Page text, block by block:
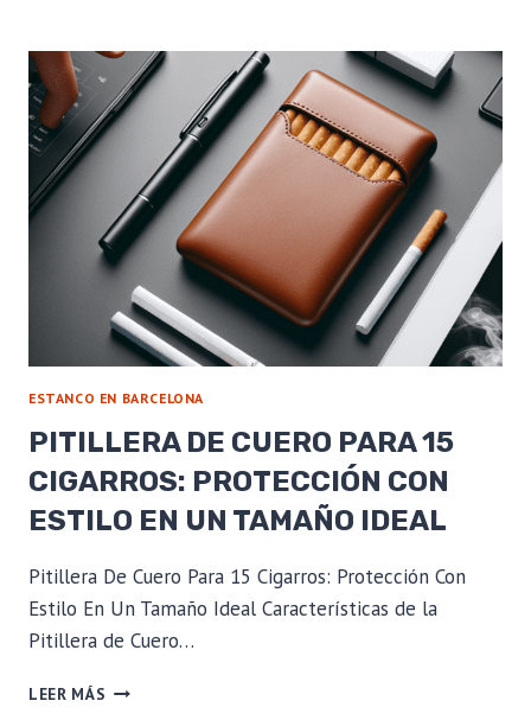
CUTTER:
COMPACTO,
PRECISO
Y
TOQUE
DE
SOFISTICACIÓN
ESTANCO EN BARCELONA
PITILLERA DE CUERO PARA 15
CIGARROS: PROTECCIÓN CON
ESTILO EN UN TAMAÑO IDEAL
Pitillera De Cuero Para 15 Cigarros: Protección Con
Estilo En Un Tamaño Ideal Características de la
Pitillera de Cuero…
LEER MÁS PITILLERA